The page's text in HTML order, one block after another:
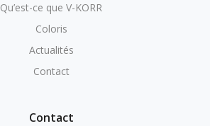
Qu’est-ce que V-KORR
Coloris
Actualités
Contact
Contact